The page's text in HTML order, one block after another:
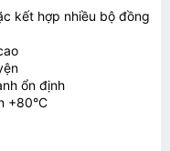
kết hợp nhiều bộ đồng
ổn định
+80°C